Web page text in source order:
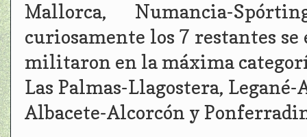
Mallorca, Numancia-
curiosamente los 7 restantes
militaron en la máxima
Las Palmas-Llagostera,
Albacete-Alcorcón y